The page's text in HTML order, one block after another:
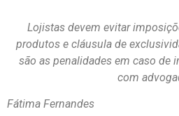
Lojistas devem evitar
produtos e cláusula de
são as penalidades em caso de
com
Fátima Fernandes